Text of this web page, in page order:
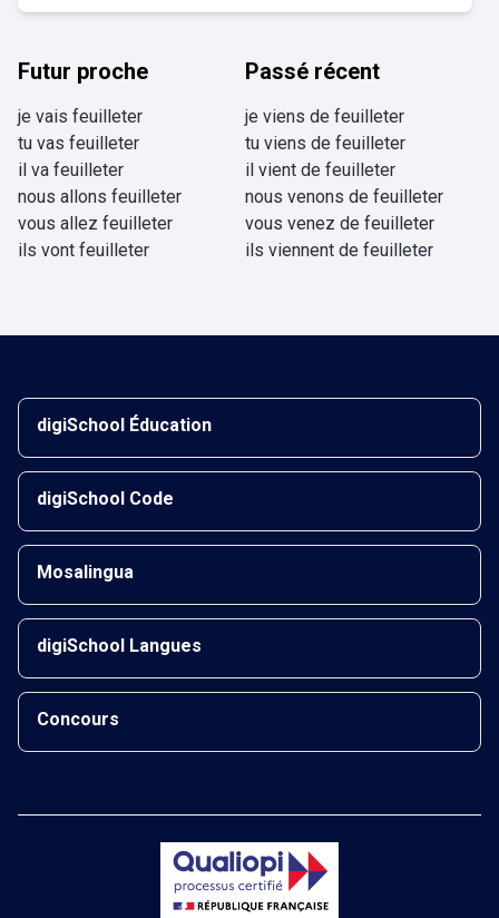
Futur proche
je vais feuilleter
tu vas feuilleter
il va feuilleter
nous allons feuilleter
vous allez feuilleter
ils vont feuilleter
Passé récent
je viens de feuilleter
tu viens de feuilleter
il vient de feuilleter
nous venons de feuilleter
vous venez de feuilleter
ils viennent de feuilleter
digiSchool Éducation
digiSchool Code
Mosalingua
digiSchool Langues
Concours